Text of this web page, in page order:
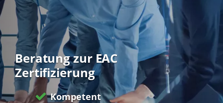
Beratung zur EAC
Zertifizierung
Kompetent